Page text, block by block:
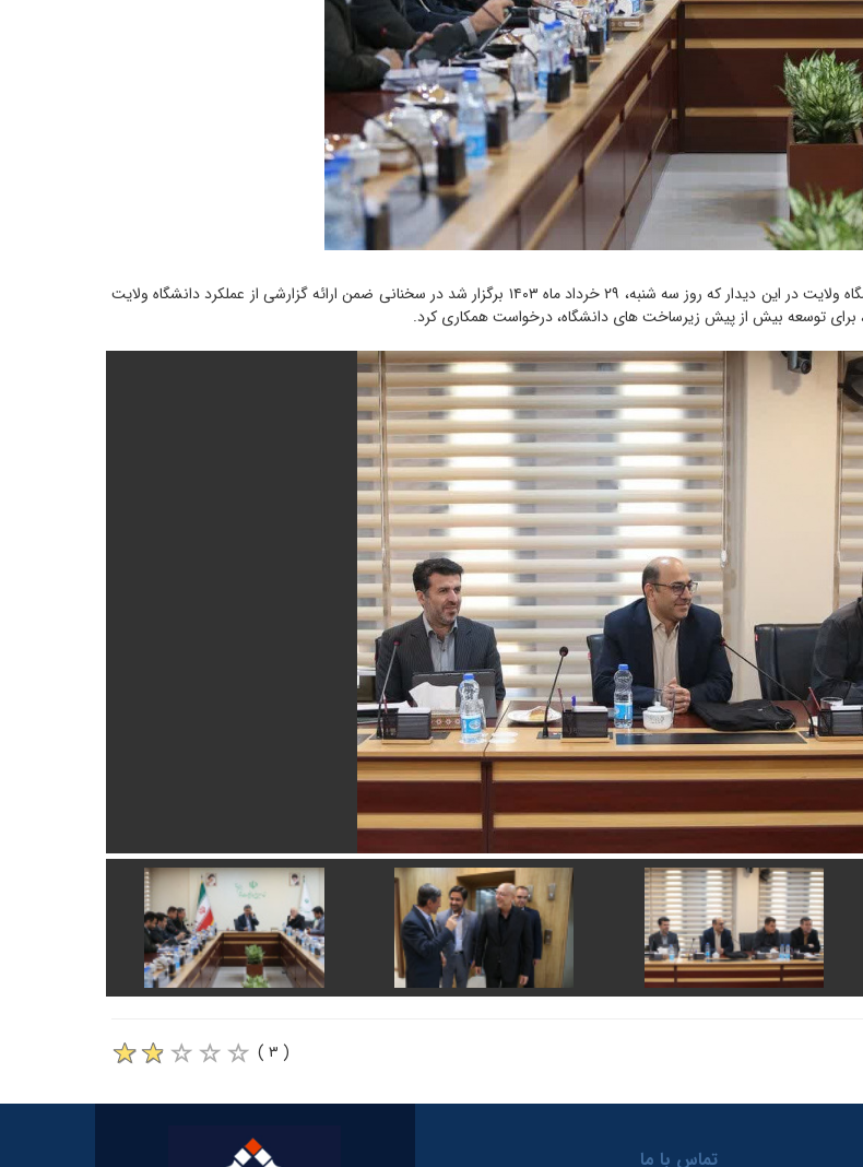
به گزارش روابط عمومی دانشگاه ولایت ایرانشهر، دکتر نجفی آشتیانی، رئیس دانشگاه ولایت در این دیدار که روز سه شنبه، ۲۹ خرداد ماه ۱۴۰۳ برگزار شد در سخنانی ضمن ارائه گزارشی از عملکرد دانشگاه ولایت
برای توسعه بیش از پیش زیرساخت های دانشگاه، درخواست همکاری کرد.
( ۳ )
تماس با ما